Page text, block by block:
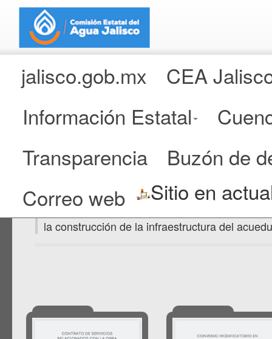
jalisco.gob.mx
CEA
Información Estatal
Transparencia
Buzón de
Correo web
Sitio en
Acueducto Sustituto
En el presente espacio se encuentran
la construcción de la infraestructura del